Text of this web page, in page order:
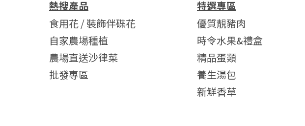
熱搜產品
食用花 / 裝飾伴碟花
自家農場種植
農場直送沙律菜
批發專區
特選專區
優質靚豬肉
時令水果&禮盒
精品蛋類
養生湯包
新鮮香草